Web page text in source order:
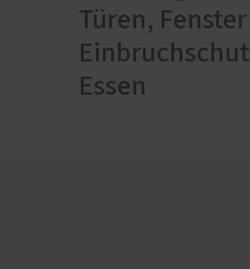
Weitere Leistungen
Vordächer
Wohnungseingangstüren
Türen,
Essen